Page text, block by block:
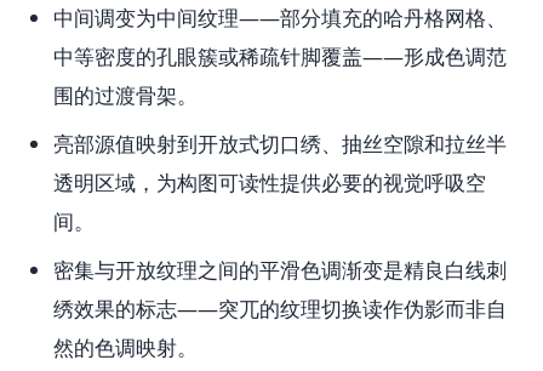
中间调变为中间纹理——部分填充的哈丹格网格、
中等密度的孔眼簇或稀疏针脚覆盖——形成色调范
围的过渡骨架。
亮部源值映射到开放式切口绣、抽丝空隙和拉丝半
透明区域，为构图可读性提供必要的视觉呼吸空
间。
密集与开放纹理之间的平滑色调渐变是精良白线刺
绣效果的标志——突兀的纹理切换读作伪影而非自
然的色调映射。